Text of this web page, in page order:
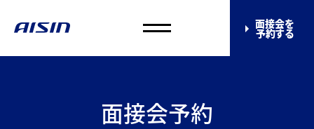
面接会を
予約する
面接会予約